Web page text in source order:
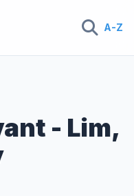
A-Z
- Lim,